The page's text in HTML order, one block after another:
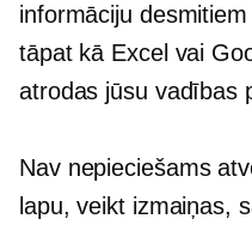
informāciju
tāpat kā Excel vai
atrodas jūsu vadības
Nav nepieciešams
lapu, veikt izmaiņas,